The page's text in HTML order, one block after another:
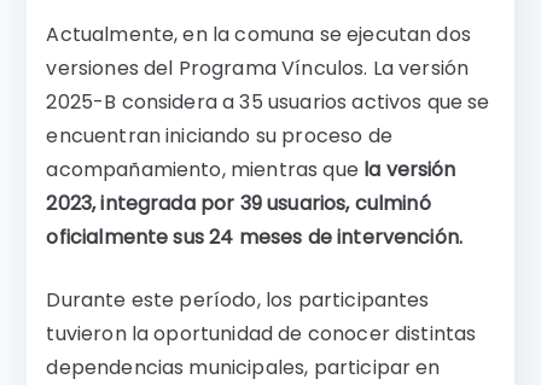
Actualmente, en la comuna se ejecutan dos
versiones del Programa Vínculos. La versión
2025-B considera a 35 usuarios activos que se
encuentran iniciando su proceso de
acompañamiento, mientras que la versión
2023, integrada por 39 usuarios, culminó
oficialmente sus 24 meses de intervención.
Durante este período, los participantes
tuvieron la oportunidad de conocer distintas
dependencias municipales, participar en